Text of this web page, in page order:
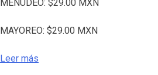
MENUDEO: $29.00 MXN
MAYOREO: $29.00 MXN
Leer más